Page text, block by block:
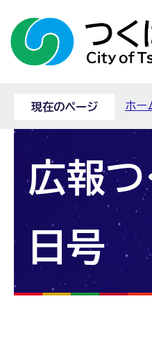
現在のページ ホー
広報
日号